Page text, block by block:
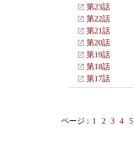
第23話
第22話
第21話
第20話
第19話
第18話
第17話
ページ : 1 2 3 4 5